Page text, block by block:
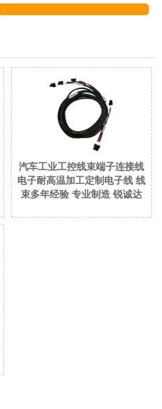
汽车工业工控线束端子连接线
电子耐高温加工定制电子线 线
束多年经验 专业制造 锐诚达